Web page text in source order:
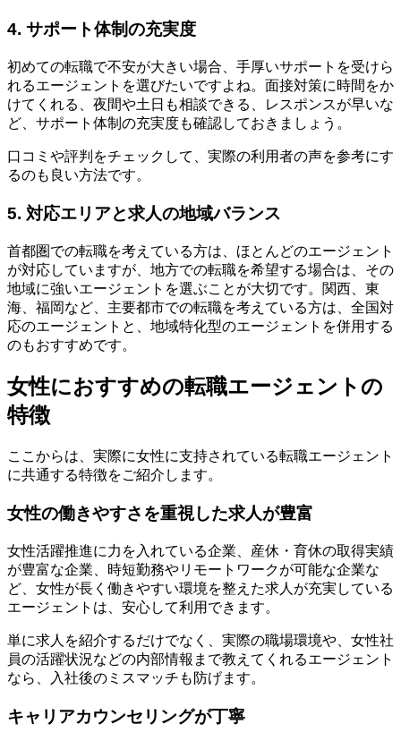
4. サポート体制の充実度
初めての転職で不安が大きい場合、手厚いサポートを受けら
れるエージェントを選びたいですよね。面接対策に時間をか
けてくれる、夜間や土日も相談できる、レスポンスが早いな
ど、サポート体制の充実度も確認しておきましょう。
口コミや評判をチェックして、実際の利用者の声を参考にす
るのも良い方法です。
5. 対応エリアと求人の地域バランス
首都圏での転職を考えている方は、ほとんどのエージェント
が対応していますが、地方での転職を希望する場合は、その
地域に強いエージェントを選ぶことが大切です。関西、東
海、福岡など、主要都市での転職を考えている方は、全国対
応のエージェントと、地域特化型のエージェントを併用する
のもおすすめです。
女性におすすめの転職エージェントの
特徴
ここからは、実際に女性に支持されている転職エージェント
に共通する特徴をご紹介します。
女性の働きやすさを重視した求人が豊富
女性活躍推進に力を入れている企業、産休・育休の取得実績
が豊富な企業、時短勤務やリモートワークが可能な企業な
ど、女性が長く働きやすい環境を整えた求人が充実している
エージェントは、安心して利用できます。
単に求人を紹介するだけでなく、実際の職場環境や、女性社
員の活躍状況などの内部情報まで教えてくれるエージェント
なら、入社後のミスマッチも防げます。
キャリアカウンセリングが丁寧